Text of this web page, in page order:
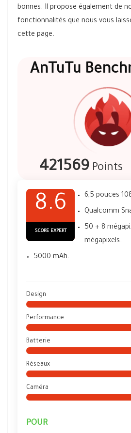
bonnes. Il propose également de
fonctionnalités que nous vous
cette page.
AnTuTu
421569 Points
8.6
SCORE EXPERT
6,5 pouces
Qualcomm
50 + 8
mégapixels.
5000 mAh.
Design
Performance
Batterie
Réseaux
Caméra
POUR